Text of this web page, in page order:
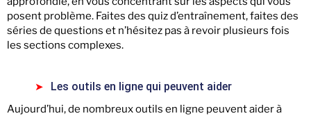
posent problème. Faites des quiz d’entraînement, faites des
séries de questions et n’hésitez pas à revoir plusieurs fois
les sections complexes.
Les outils en ligne qui peuvent aider
Aujourd’hui, de nombreux outils en ligne peuvent aider à